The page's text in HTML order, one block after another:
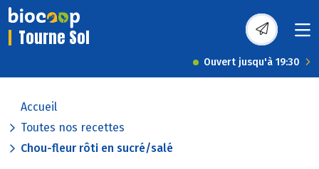
Tourne Sol
Ouvert jusqu'à 19:30
Accueil
Toutes nos recettes
Chou-fleur rôti en sucré/salé